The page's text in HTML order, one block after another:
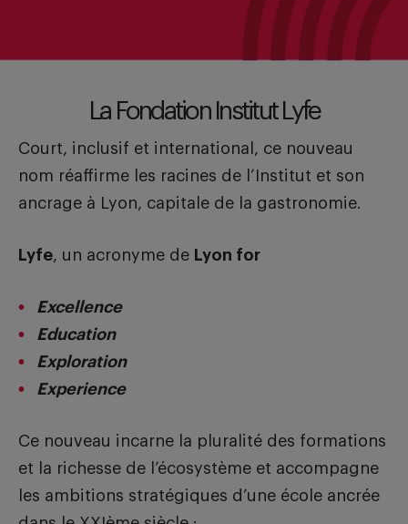
La Fondation Institut Lyfe
Court, inclusif et international, ce nouveau
nom réaffirme les racines de l’Institut et son
ancrage à Lyon, capitale de la gastronomie.
Lyfe, un acronyme de Lyon for
Excellence
Education
Exploration
Experience
Ce nouveau incarne la pluralité des formations
et la richesse de l’écosystème et accompagne
les ambitions stratégiques d’une école ancrée